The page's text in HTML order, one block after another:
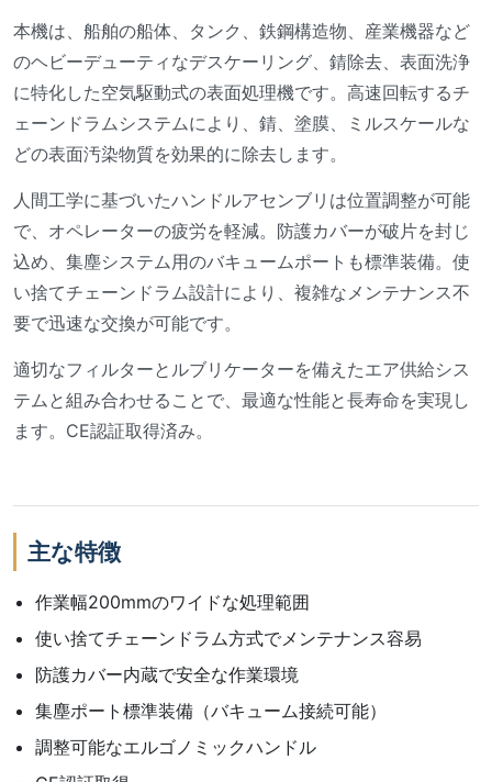
本機は、船舶の船体、タンク、鉄鋼構造物、産業機器など
のヘビーデューティなデスケーリング、錆除去、表面洗浄
に特化した空気駆動式の表面処理機です。高速回転するチ
ェーンドラムシステムにより、錆、塗膜、ミルスケールな
どの表面汚染物質を効果的に除去します。
人間工学に基づいたハンドルアセンブリは位置調整が可能
で、オペレーターの疲労を軽減。防護カバーが破片を封じ
込め、集塵システム用のバキュームポートも標準装備。使
い捨てチェーンドラム設計により、複雑なメンテナンス不
要で迅速な交換が可能です。
適切なフィルターとルブリケーターを備えたエア供給シス
テムと組み合わせることで、最適な性能と長寿命を実現し
ます。CE認証取得済み。
主な特徴
作業幅200mmのワイドな処理範囲
使い捨てチェーンドラム方式でメンテナンス容易
防護カバー内蔵で安全な作業環境
集塵ポート標準装備（バキューム接続可能）
調整可能なエルゴノミックハンドル